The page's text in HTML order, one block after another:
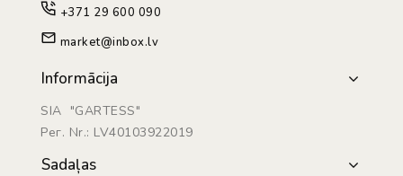
+371 29 600 090
market@inbox.lv
Informācija
SIA "GARTESS"
Рег. Nr.: LV40103922019
Sadaļas